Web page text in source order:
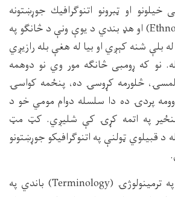
او ټبرونو اتنوګرافيك جوړښتونه
) او هډ بندي د يوې ونې د څانګو په
بلې شنه كېږي او بيا له هغې بله رازيږي
نو كه ړومبى څانګه مور وي نو دوهمه
څلورمه كړوسۍ ده، پنځمه كواسۍ
پردۍ ده دا سلسله دوام مومي خو د
په اتمه كړۍ كې شليږي. كټ مټ
ټولنې په اتنوګرافيكو جوړښتونو
ترمينولوژۍ (Terminology) باندي په